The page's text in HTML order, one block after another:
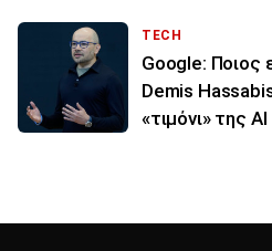
TECH
Google: Ποιος
Demis
«τιμόνι» της ΑΙ